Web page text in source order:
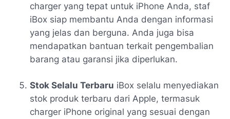
charger yang tepat untuk iPhone Anda, staf
iBox siap membantu Anda dengan informasi
yang jelas dan berguna. Anda juga bisa
mendapatkan bantuan terkait pengembalian
barang atau garansi jika diperlukan.
Stok Selalu Terbaru iBox selalu menyediakan
stok produk terbaru dari Apple, termasuk
charger iPhone original yang sesuai dengan